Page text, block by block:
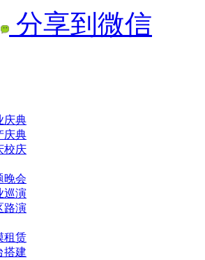
分享到微信
庆典
庆典
校庆
晚会
巡演
路演
租赁
搭建